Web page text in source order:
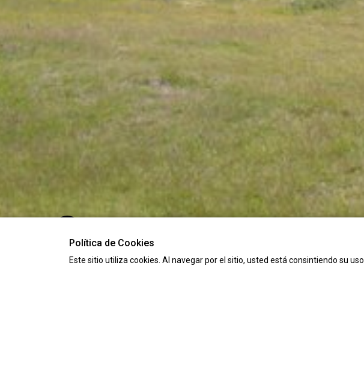
Política de Cookies
Este sitio utiliza cookies. Al navegar por el sitio, usted está consintiendo su uso.